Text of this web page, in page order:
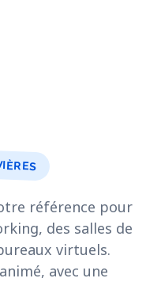
référence pour
des salles de
virtuels.
avec une